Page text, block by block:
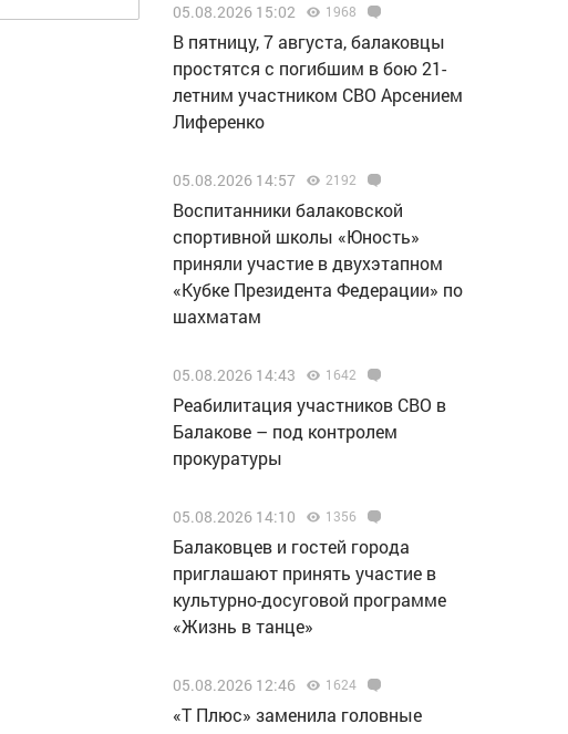
05.08.2026 15:02 1968
В пятницу, 7 августа, балаковцы
простятся с погибшим в бою 21-
летним участником СВО Арсением
Лиференко
05.08.2026 14:57 2192
Воспитанники балаковской
спортивной школы «Юность»
приняли участие в двухэтапном
«Кубке Президента Федерации» по
шахматам
05.08.2026 14:43 1642
Реабилитация участников СВО в
Балакове – под контролем
прокуратуры
05.08.2026 14:10 1356
Балаковцев и гостей города
приглашают принять участие в
культурно-досуговой программе
«Жизнь в танце»
05.08.2026 12:46 1624
«Т Плюс» заменила головные